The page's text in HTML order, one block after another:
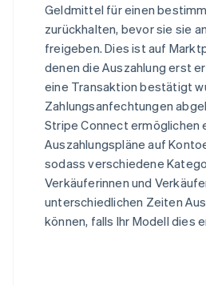
Geldmittel für einen
zurückhalten, bevor sie sie
freigeben. Dies ist auf
denen die Auszahlung erst
eine Transaktion bestätigt
Zahlungsanfechtungen
Stripe Connect ermöglichen
Auszahlungspläne auf
sodass verschiedene
Verkäuferinnen und
unterschiedlichen Zeiten
können, falls Ihr Modell dies